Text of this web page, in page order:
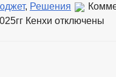
, Решения
Кенхи отключены